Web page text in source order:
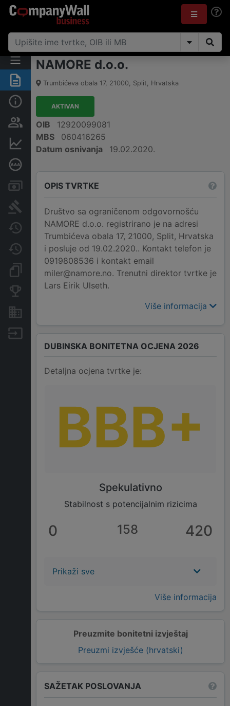
Sažetak
Osobe i vlasništvo
Računi i blokade
Sudske objave
Javne nabavke
Promjene
Dokumenti i objave
Konkurentske tvrtke
Izvoz
NAMORE d.o.o.
Trumbićeva obala 17, 21000, Split, Hrvatska
AKTIVAN
OIB
12920099081
MBS
060416265
Datum osnivanja
19.02.2020.
OPIS TVRTKE
Društvo sa ograničenom odgovornošću
NAMORE d.o.o. registrirano je na adresi
Trumbićeva obala 17, 21000, Split, Hrvatska
i posluje od 19.02.2020.. Kontakt telefon je
0919808536 i kontakt email
miler@namore.no. Trenutni direktor tvrtke je
Lars Eirik Ulseth.
Više informacija
Preuzmite bonitetni izvještaj
Preuzmi izvješće (hrvatski)
DUBINSKA BONITETNA OCJENA 2026
Detaljna ocjena tvrtke je:
BBB+
Spekulativno
Stabilnost s potencijalnim rizicima
0 158 420
Prikaži sve
Više informacija
SAŽETAK POSLOVANJA